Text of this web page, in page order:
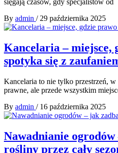
sięgają czasów, gdy specjalistów od
By admin / 29 października 2025
Kancelaria – miejsce,
spotyka się z
Kancelaria to nie tylko przestrzeń,
prawne, ale przede wszystkim
By admin / 16 października 2025
Nawadnianie ogrodów
rośliny przez cały